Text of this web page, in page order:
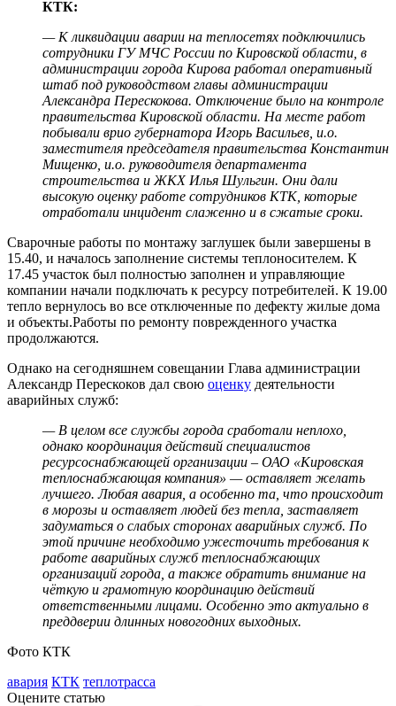
КТК:
— К ликвидации аварии на теплосетях подключились
сотрудники ГУ МЧС России по Кировской области, в
администрации города Кирова работал оперативный
штаб под руководством главы администрации
Александра Перескокова. Отключение было на контроле
правительства Кировской области. На месте работ
побывали врио губернатора Игорь Васильев, и.о.
заместителя председателя правительства Константин
Мищенко, и.о. руководителя департамента
строительства и ЖКХ Илья Шульгин. Они дали
высокую оценку работе сотрудников КТК, которые
отработали инцидент слаженно и в сжатые сроки.
Сварочные работы по монтажу заглушек были завершены в
15.40, и началось заполнение системы теплоносителем. К
17.45 участок был полностью заполнен и управляющие
компании начали подключать к ресурсу потребителей. К 19.00
тепло вернулось во все отключенные по дефекту жилые дома
и объекты.Работы по ремонту поврежденного участка
продолжаются.
Однако на сегодняшнем совещании Глава администрации
Александр Перескоков дал свою оценку деятельности
аварийных служб:
— В целом все службы города сработали неплохо,
однако координация действий специалистов
ресурсоснабжающей организации – ОАО «Кировская
теплоснабжающая компания» — оставляет желать
лучшего. Любая авария, а особенно та, что происходит
в морозы и оставляет людей без тепла, заставляет
задуматься о слабых сторонах аварийных служб. По
этой причине необходимо ужесточить требования к
работе аварийных служб теплоснабжающих
организаций города, а также обратить внимание на
чёткую и грамотную координацию действий
ответственными лицами. Особенно это актуально в
преддверии длинных новогодних выходных.
Фото КТК
авария КТК теплотрасса
Оцените статью